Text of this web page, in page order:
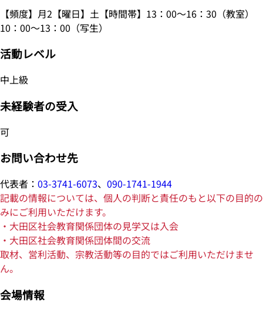
【頻度】月2【曜日】土【時間帯】13：00～16：30（教室）
10：00～13：00（写生）
活動レベル
中上級
未経験者の受入
可
お問い合わせ先
代表者： 03-3741-6073、 090-1741-1944
記載の情報については、個人の判断と責任のもと以下の目的の
みにご利用いただけます。
・大田区社会教育関係団体の見学又は入会
・大田区社会教育関係団体間の交流
取材、営利活動、宗教活動等の目的ではご利用いただけませ
ん。
会場情報